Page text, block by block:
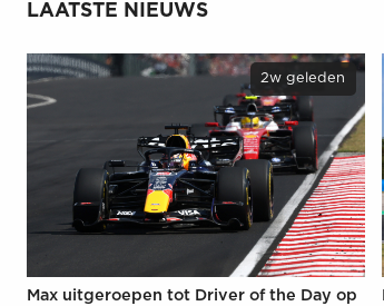
LAATSTE NIEUWS
2w geleden
Max uitgeroepen tot Driver of the Day op